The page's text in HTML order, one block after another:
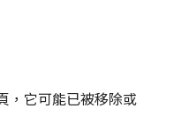
，它可能已被移除或